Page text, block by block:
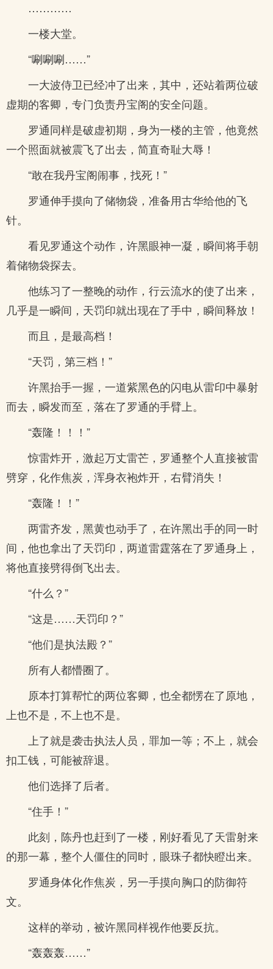
…………
一楼大堂。
“唰唰唰……”
一大波侍卫已经冲了出来，其中，还站着两位破
虚期的客卿，专门负责丹宝阁的安全问题。
罗通同样是破虚初期，身为一楼的主管，他竟然
一个照面就被震飞了出去，简直奇耻大辱！
“敢在我丹宝阁闹事，找死！”
罗通伸手摸向了储物袋，准备用古华给他的飞
针。
看见罗通这个动作，许黑眼神一凝，瞬间将手朝
着储物袋探去。
他练习了一整晚的动作，行云流水的使了出来，
几乎是一瞬间，天罚印就出现在了手中，瞬间释放！
而且，是最高档！
“天罚，第三档！”
许黑抬手一握，一道紫黑色的闪电从雷印中暴射
而去，瞬发而至，落在了罗通的手臂上。
“轰隆！！！”
惊雷炸开，激起万丈雷芒，罗通整个人直接被雷
劈穿，化作焦炭，浑身衣袍炸开，右臂消失！
“轰隆！！”
两雷齐发，黑黄也动手了，在许黑出手的同一时
间，他也拿出了天罚印，两道雷霆落在了罗通身上，
将他直接劈得倒飞出去。
“什么？”
“这是……天罚印？”
“他们是执法殿？”
所有人都懵圈了。
原本打算帮忙的两位客卿，也全都愣在了原地，
上也不是，不上也不是。
上了就是袭击执法人员，罪加一等；不上，就会
扣工钱，可能被辞退。
他们选择了后者。
“住手！”
此刻，陈丹也赶到了一楼，刚好看见了天雷射来
的那一幕，整个人僵住的同时，眼珠子都快瞪出来。
罗通身体化作焦炭，另一手摸向胸口的防御符
文。
这样的举动，被许黑同样视作他要反抗。
“轰轰轰……”